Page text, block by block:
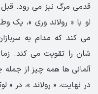
قدمی مرگ نیز می رود. قبل
او با « رولاند وری »،
می کند که مدام به
شان را تقویت می کند.
آلمانی ها همه چیز از
در نهایت، « رولاند »، در